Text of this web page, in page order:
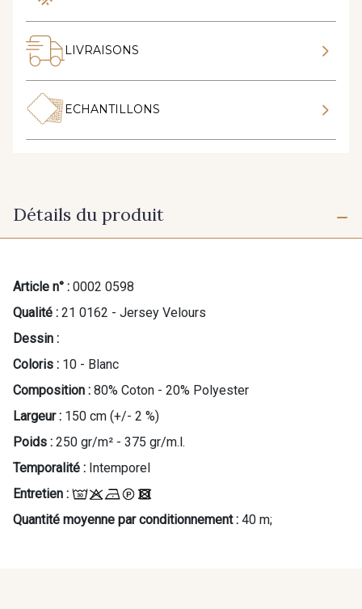
LIVRAISONS
ECHANTILLONS
Détails du produit
Article n° : 0002 0598
Qualité : 21 0162 - Jersey Velours
Dessin :
Coloris : 10 - Blanc
Composition : 80% Coton - 20% Polyester
Largeur : 150 cm (+/- 2 %)
Poids : 250 gr/m² - 375 gr/m.l.
Temporalité : Intemporel
Entretien :
Quantité moyenne par conditionnement : 40 m;